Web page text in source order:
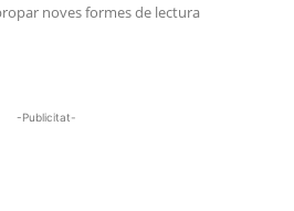
noves formes de lectura
-Publicitat-